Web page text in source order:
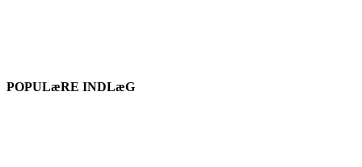
POPULæRE INDLæG